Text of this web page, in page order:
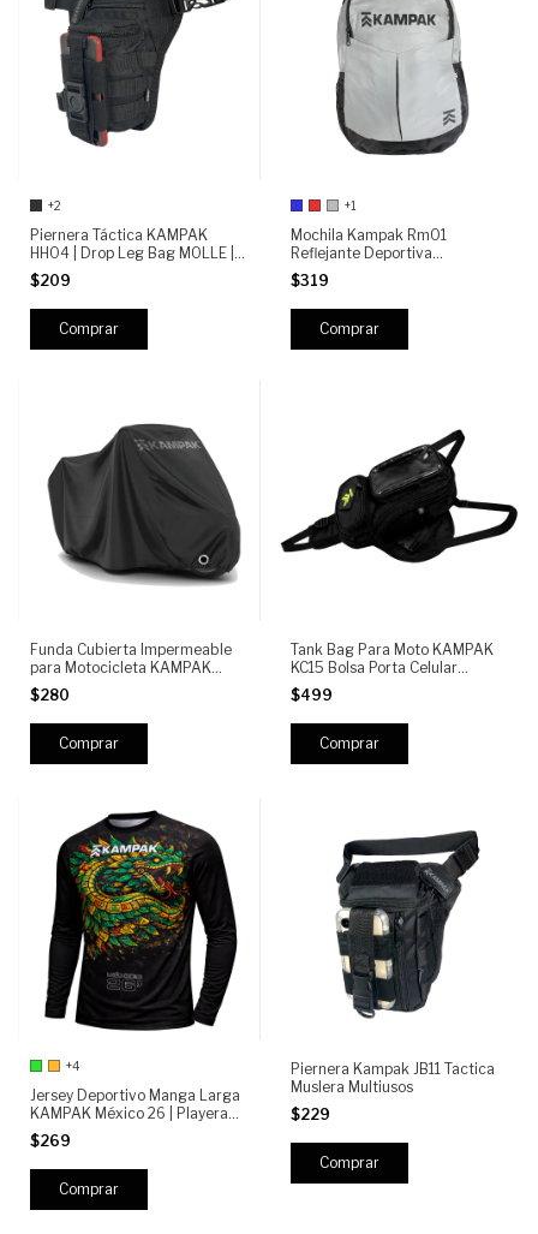
+2
Piernera Táctica KAMPAK
HH04 | Drop Leg Bag MOLLE |
Porta Accesorios Outdoor |
Muslera Ajustable Militar |
Tactical Leg Bag
$209
Comprar
+1
Mochila Kampak Rm01
Reflejante Deportiva
Multifuncional
$319
Comprar
Funda Cubierta Impermeable
para Motocicleta KAMPAK
KW009 | Protector para Moto,
Scooter y Bicicleta | Cobertor
Contra Lluvia, Polvo y Sol
$280
Comprar
Tank Bag Para Moto KAMPAK
KC15 Bolsa Porta Celular
Impermeable Mochila De
Tanque Motocicleta Con
Compartimentos Reflectantes
$499
+4
Jersey Deportivo Manga Larga
KAMPAK México 26 | Playera
Térmica Transpirable para
Moto, Ciclismo, Running y
Outdoor | Secado Rápido,
Ajuste Cómodo
$269
Comprar
Piernera Kampak JB11 Tactica
Muslera Multiusos
$229